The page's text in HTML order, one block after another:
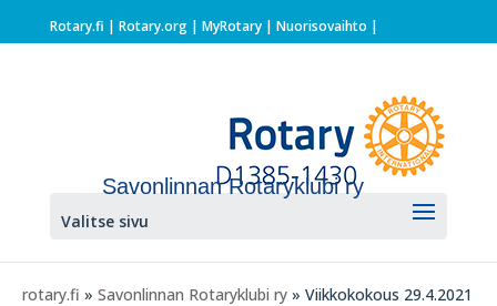
Rotary.fi | Rotary.org| MyRotary | Nuorisovaihto |
Savonlinnan Rotaryklubi ry
Valitse sivu
rotary.fi » Savonlinnan Rotaryklubi ry » Viikkokokous 29.4.2021